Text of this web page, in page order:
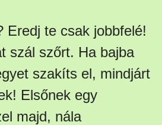
Eredj te csak jobbfelé!
szál szőrt. Ha bajba
szakíts el, mindjárt
Elsőnek egy
majd, nála